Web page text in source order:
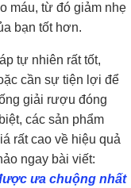
máu, từ đó giảm nhẹ
bạn tốt hơn.
tự nhiên rất tốt,
cần sự tiện lợi để
giải rượu đóng
các sản phẩm
rất cao về hiệu quả
ngay bài viết:
ưa chuộng nhất